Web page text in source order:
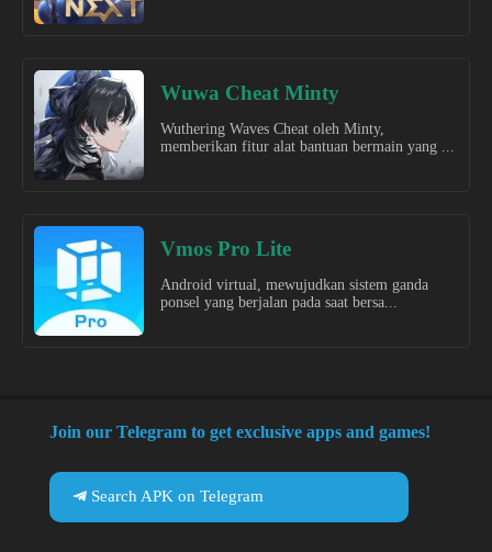
Wuwa Cheat Minty
Wuthering Waves Cheat oleh Minty,
memberikan fitur alat bantuan bermain yang ...
Vmos Pro Lite
Android virtual, mewujudkan sistem ganda
ponsel yang berjalan pada saat bersa...
Join our Telegram to get exclusive apps and games!
Search APK on Telegram